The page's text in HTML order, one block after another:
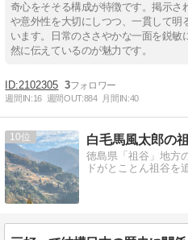
奇心をそそる構成が特徴です。掲示さ
や意外性を大切にしつつ、一貫して明
います。日常のささやかな一面を鋭敏
然に伝えているのが魅力です。
2102305 3
週間IN:16 週間OUT:884 月間IN:40
10 白毛馬風太郎の
徳島県「祖谷」地方
ドがとことん祖谷を